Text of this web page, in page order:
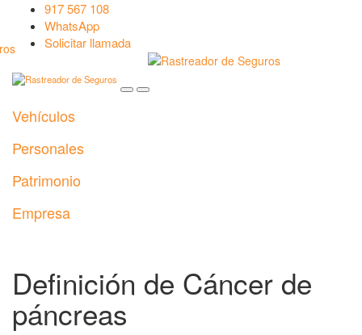
917 567 108
WhatsApp
Solicitar llamada
Vehículos
Personales
Patrimonio
Empresa
Definición de Cáncer de
páncreas